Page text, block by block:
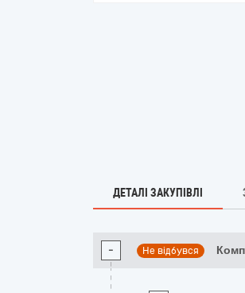
ДЕТАЛІ ЗАКУПІВЛІ
- Не відбувся